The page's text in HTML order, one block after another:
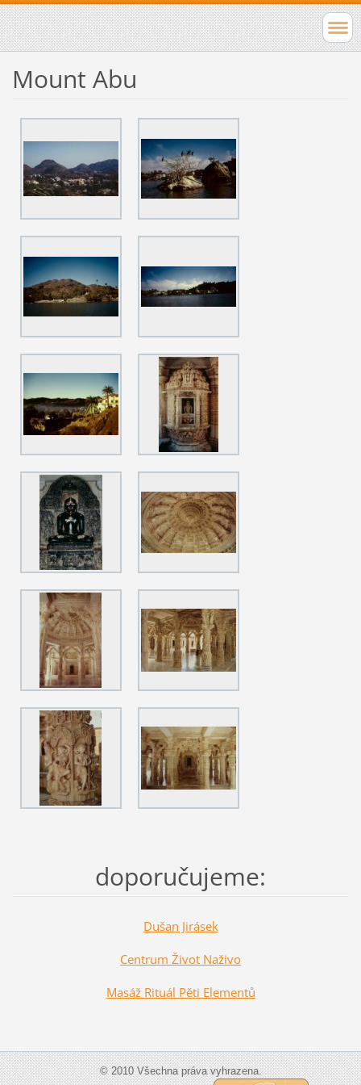
Mount Abu
doporučujeme:
Dušan Jirásek
Centrum Život Naživo
Masáž Rituál Pěti Elementů
© 2010 Všechna práva vyhrazena.